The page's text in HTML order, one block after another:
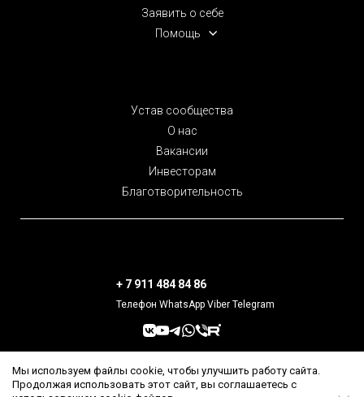
Заявить о себе
Помощь
Устав сообщества
О нас
Вакансии
Инвесторам
Благотворительность
+ 7 911 484 84 86
Телефон WhatsApp Viber Telegram
Подписаться на наш канал
Мы используем файлы cookie, чтобы улучшить работу сайта.
Продолжая использовать этот сайт, вы соглашаетесь с